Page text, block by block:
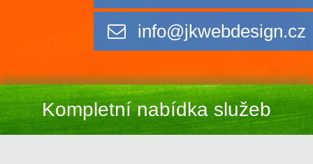
info@jkwebdesign.cz
Kompletní nabídka služeb